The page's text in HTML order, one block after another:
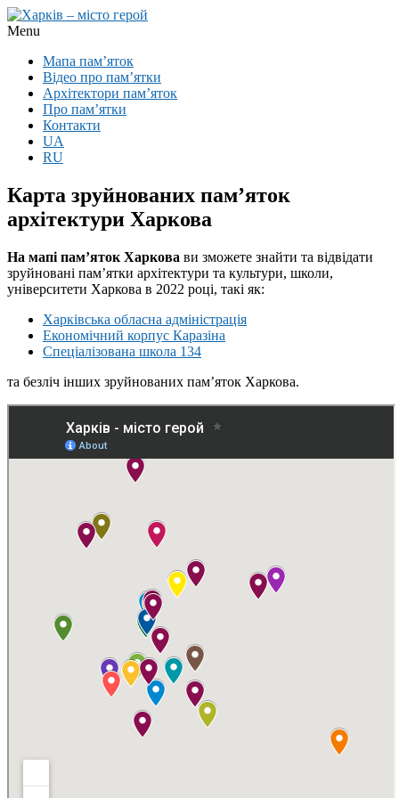
Menu
Мапа пам’яток
Відео про пам’ятки
Архітектори пам’яток
Про пам’ятки
Контакти
UA
RU
Карта зруйнованих пам’яток
архітектури Харкова
На мапі пам’яток Харкова ви зможете знайти та відвідати
зруйновані пам’ятки архітектури та культури, школи,
університети Харкова в 2022 році, такі як:
Харківська обласна адміністрація
Економічний корпус Каразіна
Спеціалізована школа 134
та безліч інших зруйнованих пам’яток Харкова.